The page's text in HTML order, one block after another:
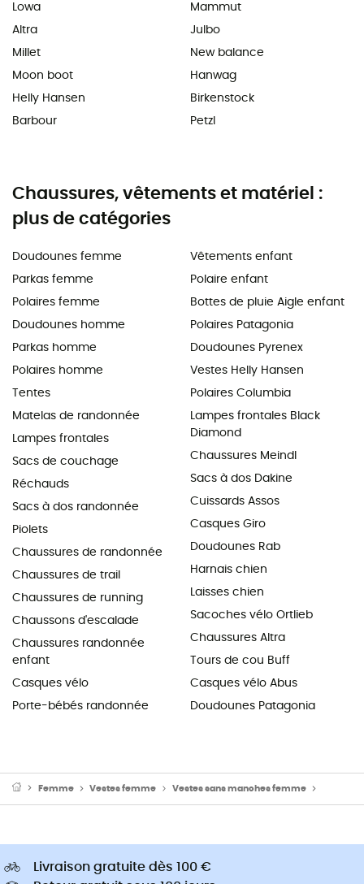
Lowa
Altra
Millet
Moon boot
Helly Hansen
Barbour
Mammut
Julbo
New balance
Hanwag
Birkenstock
Petzl
Chaussures, vêtements et matériel :
plus de catégories
Doudounes femme
Parkas femme
Polaires femme
Doudounes homme
Parkas homme
Polaires homme
Tentes
Matelas de randonnée
Lampes frontales
Sacs de couchage
Réchauds
Sacs à dos randonnée
Piolets
Chaussures de randonnée
Chaussures de trail
Chaussures de running
Chaussons d'escalade
Chaussures randonnée
enfant
Casques vélo
Porte-bébés randonnée
Vêtements enfant
Polaire enfant
Bottes de pluie Aigle enfant
Polaires Patagonia
Doudounes Pyrenex
Vestes Helly Hansen
Polaires Columbia
Lampes frontales Black
Diamond
Chaussures Meindl
Sacs à dos Dakine
Cuissards Assos
Casques Giro
Doudounes Rab
Harnais chien
Laisses chien
Sacoches vélo Ortlieb
Chaussures Altra
Tours de cou Buff
Casques vélo Abus
Doudounes Patagonia
Femme Vestes femme Vestes sans manches femme
Livraison gratuite dès 100 €